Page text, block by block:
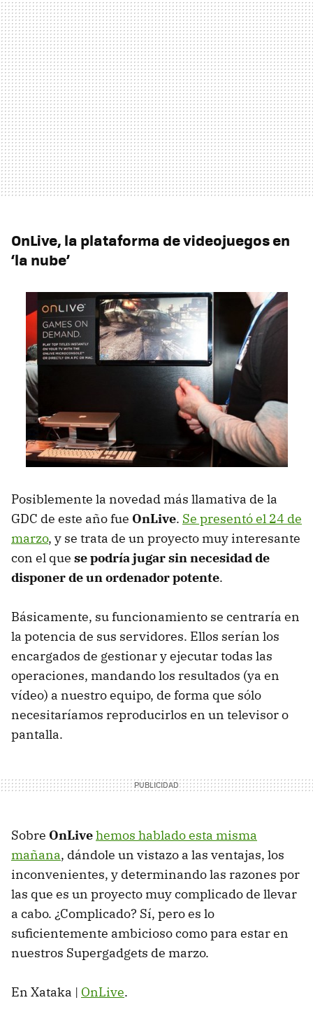
OnLive, la plataforma de videojuegos en
‘la nube’
Posiblemente la novedad más llamativa de la
GDC de este año fue OnLive. Se presentó el 24 de
marzo, y se trata de un proyecto muy interesante
con el que se podría jugar sin necesidad de
disponer de un ordenador potente.
Básicamente, su funcionamiento se centraría en
la potencia de sus servidores. Ellos serían los
encargados de gestionar y ejecutar todas las
operaciones, mandando los resultados (ya en
vídeo) a nuestro equipo, de forma que sólo
necesitaríamos reproducirlos en un televisor o
pantalla.
Sobre OnLivehemos hablado esta misma
mañana, dándole un vistazo a las ventajas, los
inconvenientes, y determinando las razones por
las que es un proyecto muy complicado de llevar
a cabo. ¿Complicado? Sí, pero es lo
suficientemente ambicioso como para estar en
nuestros Supergadgets de marzo.
En Xataka | OnLive.